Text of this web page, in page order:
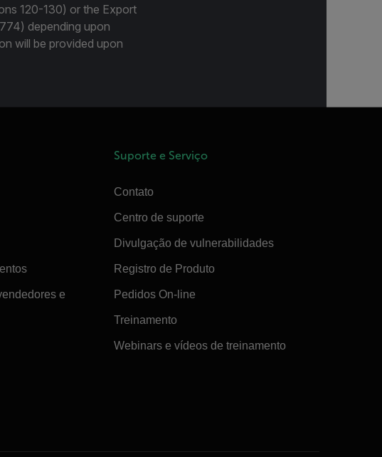
120-130) or the Export
depending upon
will be provided upon
e
Suporte e Serviço
Contato
Centro de suporte
Divulgação de vulnerabilidades
Registro de Produto
Pedidos On-line
Treinamento
Webinars e vídeos de treinamento